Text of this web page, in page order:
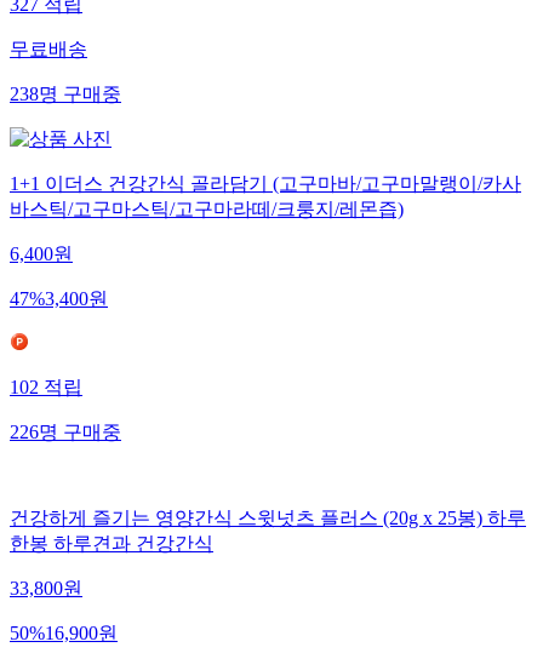
327적립
무료배송
238명구매중
1+1 이더스 건강간식 골라담기 (고구마바/고구마말랭이/카사
바스틱/고구마스틱/고구마라떼/크룽지/레몬즙)
6,400원
47%3,400원
102적립
226명구매중
건강하게 즐기는 영양간식 스윗넛츠 플러스 (20g x 25봉) 하루
한봉 하루견과 건강간식
33,800원
50%16,900원